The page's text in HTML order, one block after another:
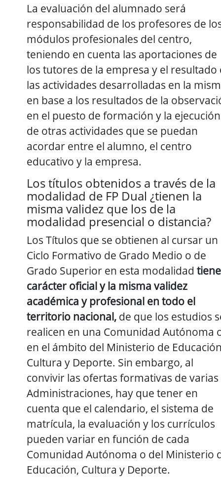
La evaluación del alumnado será
responsabilidad de los profesores de
módulos profesionales del centro,
teniendo en cuenta las aportaciones de
los tutores de la empresa y el resultado
las actividades desarrolladas en la
en base a los resultados de la
en el puesto de formación y la ejecución
de otras actividades que se puedan
acordar entre el alumno, el centro
educativo y la empresa.
Los títulos obtenidos a través de la
modalidad de FP Dual ¿tienen la
misma validez que los de la
modalidad presencial o distancia?
Los Títulos que se obtienen al cursar un
Ciclo Formativo de Grado Medio o de
Grado Superior en esta modalidad
carácter oficial y la misma validez
académica y profesional en todo el
territorio nacional, de que los estudios
realicen en una Comunidad Autónoma
en el ámbito del Ministerio de
Cultura y Deporte. Sin embargo, al
convivir las ofertas formativas de varias
Administraciones, hay que tener en
cuenta que el calendario, el sistema de
matrícula, la evaluación y los currículos
pueden variar en función de cada
Comunidad Autónoma o del Ministerio
Educación, Cultura y Deporte.